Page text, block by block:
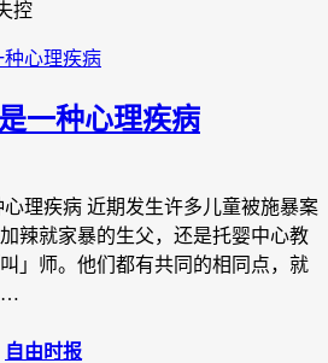
控
一种心理疾病
理疾病 近期发生许多儿童被施暴案
辣就家暴的生父，还是托婴中心教
」师。他们都有共同的相同点，就
…
自由时报